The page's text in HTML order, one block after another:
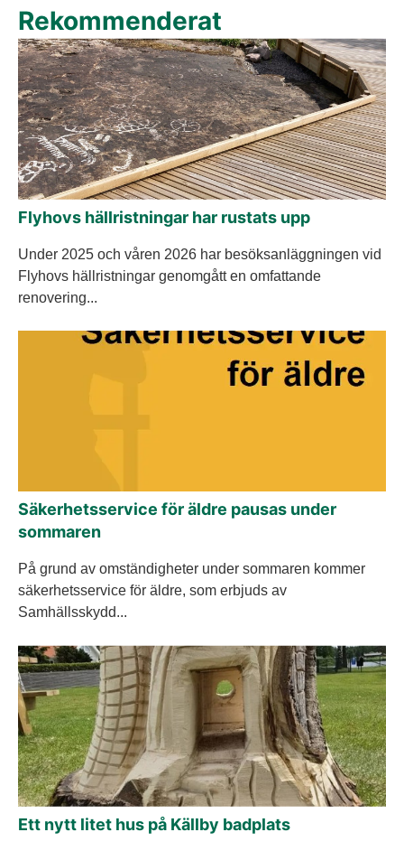
Rekommenderat
Flyhovs hällristningar har rustats upp
Under 2025 och våren 2026 har besöksanläggningen vid
Flyhovs hällristningar genomgått en omfattande
renovering...
Säkerhetsservice för äldre pausas under
sommaren
På grund av omständigheter under sommaren kommer
säkerhetsservice för äldre, som erbjuds av
Samhällsskydd...
Ett nytt litet hus på Källby badplats